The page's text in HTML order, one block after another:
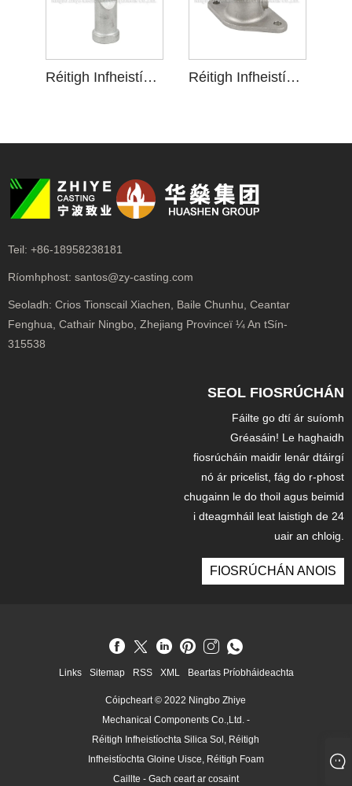
Réitigh Infheistíochta Cruach Carbóin Sol le haghaidh Innealra Réitigh Infheistíochta Cruach Dhosmálta Silica Sol le haghaidh Cuibheoir Píopa Breosla
Teil: +86-18958238181
Ríomhphost: santos@zy-casting.com
Seoladh: Crios Tionscail Xiachen, Baile Chunhu, Ceantar
Fenghua, Cathair Ningbo, Zhejiang Provinceï ¼ An tSín-
315538
SEOL FIOSRÚCHÁN
Fáilte go dtí ár suíomh
Gréasáin! Le haghaidh
fiosrúcháin maidir lenár dtáirgí
nó ár pricelist, fág do r-phost
chugainn le do thoil agus beimid
i dteagmháil leat laistigh de 24
uair an chloig.
FIOSRÚCHÁN ANOIS
Links Sitemap RSS XML Beartas Príobháideachta
Cóipcheart © 2022 Ningbo Zhiye
Mechanical Components Co.,Ltd. -
Réitigh Infheistíochta Silica Sol, Réitigh
Infheistíochta Gloine Uisce, Réitigh Foam
Caillte - Gach ceart ar cosaint